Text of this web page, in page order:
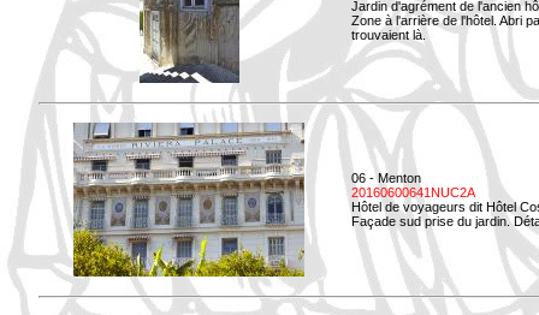
Jardin d'agrément de l'ancien
Zone à l'arrière de l'hôtel. Abri
trouvaient là.
06 - Menton
20160600641NUC2A
Hôtel de voyageurs dit Hôtel
Façade sud prise du jardin.